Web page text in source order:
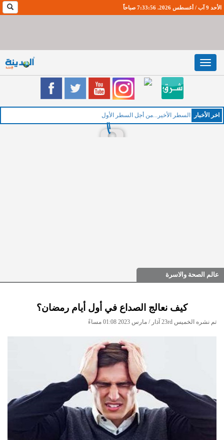
الأحد 9 آب / أغسطس 2026. 7:33:57 صباحاً
Toggle
navigation
اخر اﻷخبار
عالم الصحة والاسرة
كيف نعالج الصداع في أول أيام رمضان؟
تم نشره الخميس 23rd آذار / مارس 2023 01:08 مساءً